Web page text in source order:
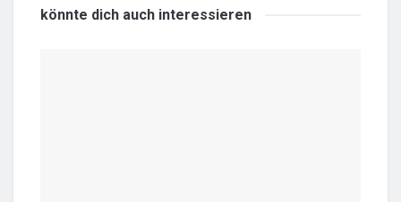
könnte dich auch interessieren